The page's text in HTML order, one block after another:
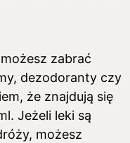
zabrać
dezodoranty czy
że znajdują się
Jeżeli leki są
możesz